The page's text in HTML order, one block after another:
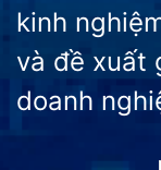
kinh
và đề xuất
doanh